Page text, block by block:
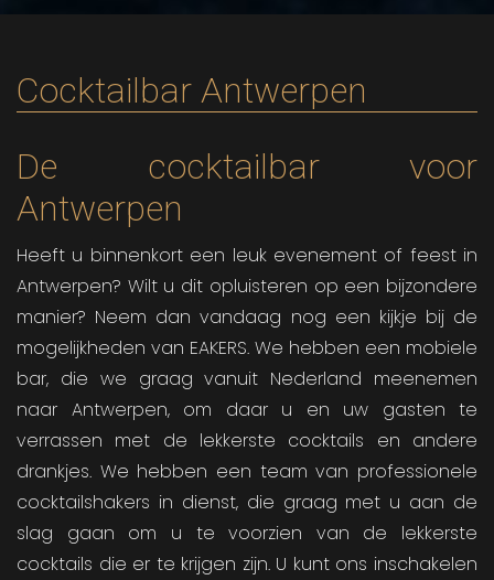
Cocktailbar Antwerpen
De cocktailbar voor
Antwerpen
Heeft u binnenkort een leuk evenement of feest in
Antwerpen? Wilt u dit opluisteren op een bijzondere
manier? Neem dan vandaag nog een kijkje bij de
mogelijkheden van EAKERS. We hebben een mobiele
bar, die we graag vanuit Nederland meenemen
naar Antwerpen, om daar u en uw gasten te
verrassen met de lekkerste cocktails en andere
drankjes. We hebben een team van professionele
cocktailshakers in dienst, die graag met u aan de
slag gaan om u te voorzien van de lekkerste
cocktails die er te krijgen zijn. U kunt ons inschakelen